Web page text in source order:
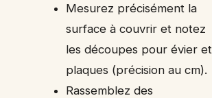
Mesurez précisément la
surface à couvrir et notez
les découpes pour évier et
plaques (précision au cm).
Rassemblez des